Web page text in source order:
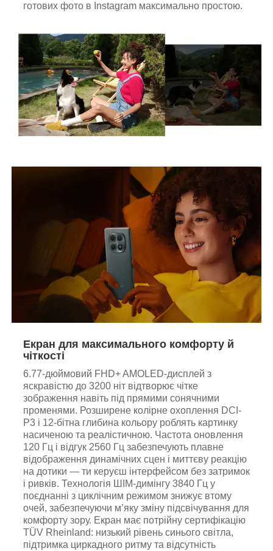
готових фото в Instagram максимально простою.
Екран для максимального комфорту й
чіткості
6.77-дюймовий FHD+ AMOLED-дисплей з
яскравістю до 3200 ніт відтворює чітке
зображення навіть під прямими сонячними
променями. Розширене колірне охоплення DCI-
P3 і 12-бітна глибина кольору роблять картинку
насиченою та реалістичною. Частота оновлення
120 Гц і відгук 2560 Гц забезпечують плавне
відображення динамічних сцен і миттєву реакцію
на дотики — ти керуєш інтерфейсом без затримок
і ривків. Технологія ШІМ-димінгу 3840 Гц у
поєднанні з циклічним режимом знижує втому
очей, забезпечуючи м’яку зміну підсвічування для
комфорту зору. Екран має потрійну сертифікацію
TÜV Rheinland: низький рівень синього світла,
підтримка циркадного ритму та відсутність